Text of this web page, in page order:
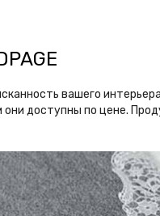
вашего
доступны по цене.